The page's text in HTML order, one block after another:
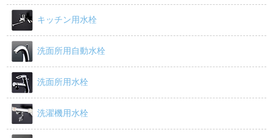
お問い合わせ
お買い物ガイド
キッチン用水栓
洗面所用自動水栓
洗面所用水栓
洗濯機用水栓